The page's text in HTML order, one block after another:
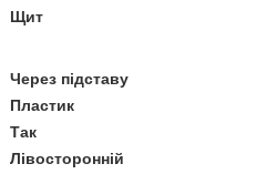
Щит
Через підставу
Пластик
Так
Лівосторонній